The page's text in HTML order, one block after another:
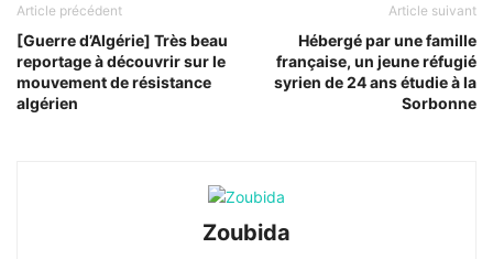
Article précédent
[Guerre d’Algérie] Très beau
reportage à découvrir sur le
mouvement de résistance
algérien
Article suivant
Hébergé par une famille
française, un jeune réfugié
syrien de 24 ans étudie à la
Sorbonne
Zoubida